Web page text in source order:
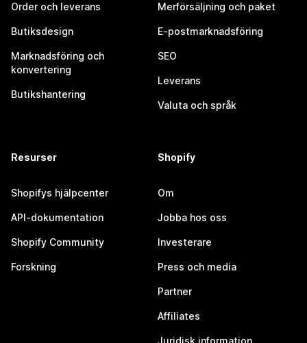
Order och leverans
Butiksdesign
Marknadsföring och
konvertering
Butikshantering
Merförsäljning och paket
E-postmarknadsföring
SEO
Leverans
Valuta och språk
Resurser
Shopifys hjälpcenter
API-dokumentation
Shopify Community
Forskning
Shopify
Om
Jobba hos oss
Investerare
Press och media
Partner
Affiliates